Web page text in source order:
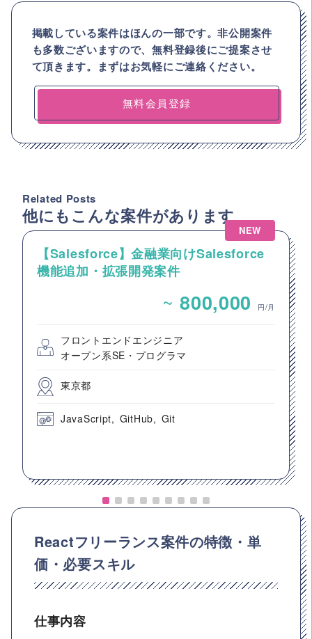
掲載している案件はほんの一部です。非公開案件
も多数ございますので、無料登録後にご提案させ
て頂きます。まずはお気軽にご連絡ください。
無料会員登録
Related Posts
他にもこんな案件があります
NEW
【Salesforce】金融業向けSalesforce
機能追加・拡張開発案件
~ 800,000 円/月
フロントエンドエンジニア
オープン系SE・プログラマ
東京都
JavaScript GitHub Git
Reactフリーランス案件の特徴・単
価・必要スキル
仕事内容